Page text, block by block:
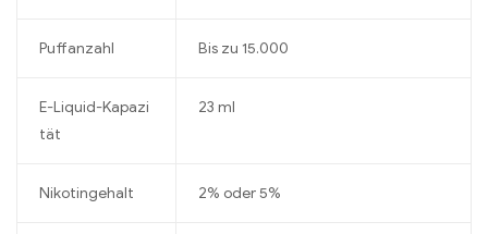
Puffanzahl Bis zu 15.000
E-Liquid-Kapazi
tät
23 ml
Nikotingehalt 2% oder 5%